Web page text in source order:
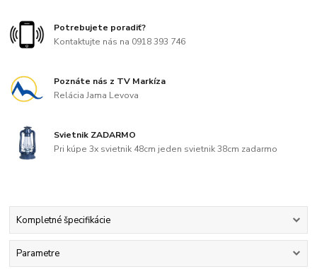
Potrebujete poradiť?
Kontaktujte nás na 0918 393 746
Poznáte nás z TV Markíza
Relácia Jama Levova
Svietnik ZADARMO
Pri kúpe 3x svietnik 48cm jeden svietnik 38cm zadarmo
Kompletné špecifikácie
Parametre